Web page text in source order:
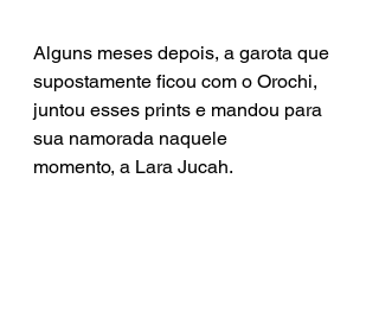
Alguns meses depois, a garota que
supostamente ficou com o Orochi,
juntou esses prints e mandou para
sua namorada naquele
momento, a Lara Jucah.